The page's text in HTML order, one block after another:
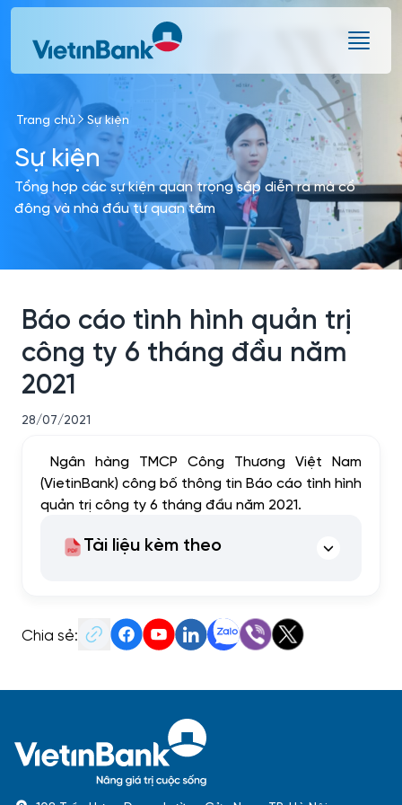
Skip to Main Content
Trang chủ Sự kiện
Sự kiện
Tổng hợp các sự kiện quan trọng sắp diễn ra mà cổ
đông và nhà đầu tư quan tâm
Báo cáo tình hình quản trị
công ty 6 tháng đầu năm
2021
28/07/2021
Ngân hàng TMCP Công Thương Việt Nam
(VietinBank) công bố thông tin Báo cáo tình hình
quản trị công ty 6 tháng đầu năm 2021.
Tài liệu kèm theo
Chia sẻ: